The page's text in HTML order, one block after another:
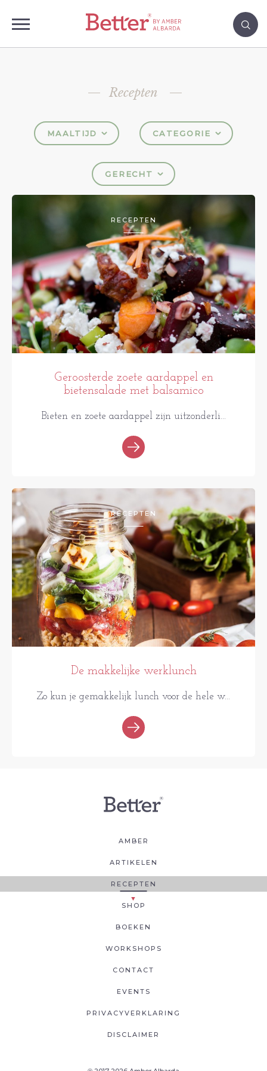
Recepten
MAALTIJD CATEGORIE
GERECHT
RECEPTEN
Geroosterde zoete aardappel en
bietensalade met balsamico
Bieten en zoete aardappel zijn uitzonderli...
RECEPTEN
De makkelijke werklunch
Zo kun je gemakkelijk lunch voor de hele w...
AMBER
ARTIKELEN
RECEPTEN
SHOP
BOEKEN
WORKSHOPS
CONTACT
EVENTS
PRIVACYVERKLARING
DISCLAIMER